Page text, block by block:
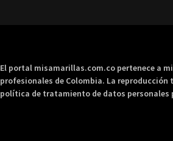
El portal misamarillas.com.co pertenece a
profesionales de Colombia. La
política de tratamiento de datos personales